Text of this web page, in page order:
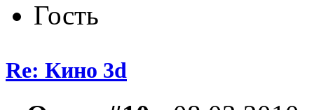
Гость
Re: Кино 3d